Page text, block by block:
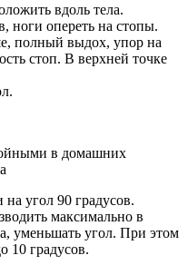
вдоль тела.
ноги опереть на стопы.
полный выдох, упор на
стоп. В верхней точке
угол 90 градусов.
максимально в
уменьшать угол. При этом
10 градусов.